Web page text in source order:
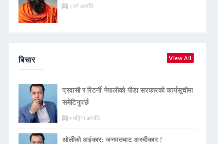
२ वर्ष अगाडि
बिचार View All
प्रवासी र रिटर्नी नेपालीको पीडा सरकारको कार्यसूचीमा
समेटिनुपर्छ
४ महिना अगाडि
ओलीको अहंकार: जनमतबाट अस्वीकार !